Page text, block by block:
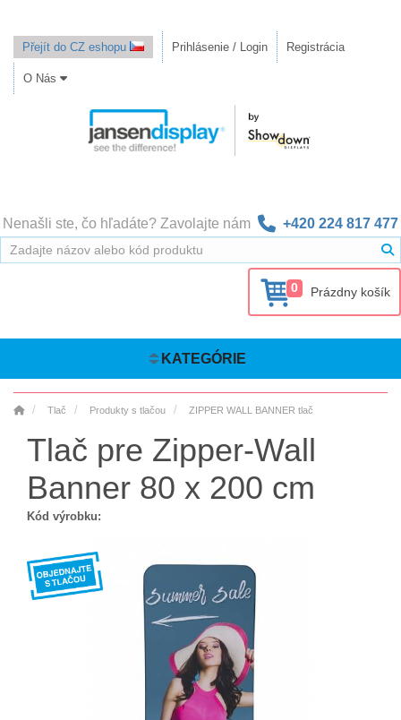
Přejít do CZ eshopu Prihlásenie / Login Registrácia
O Nás
Nenašli ste, čo hľadáte? Zavolajte nám +420 224 817 477
0 Prázdny košík
KATEGÓRIE
Tlač Produkty s tlačou ZIPPER WALL BANNER tlač
Tlač pre Zipper-Wall
Banner 80 x 200 cm
Kód výrobku: